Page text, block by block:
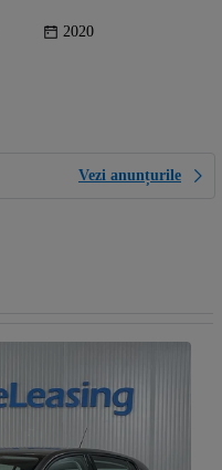
2020
Vezi anunțurile